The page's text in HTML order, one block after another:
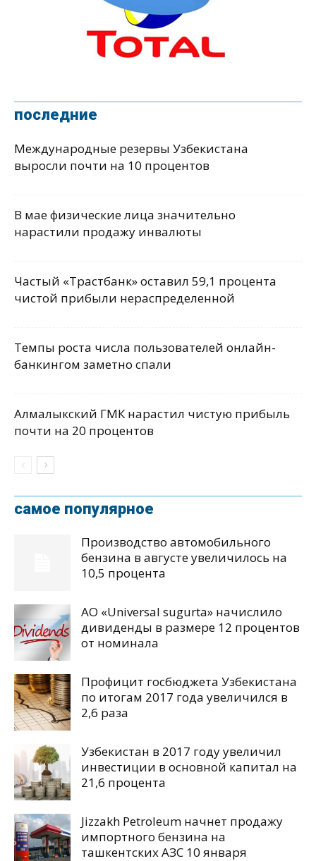
последние
Международные резервы Узбекистана
выросли почти на 10 процентов
В мае физические лица значительно
нарастили продажу инвалюты
Частый «Трастбанк» оставил 59,1 процента
чистой прибыли нераспределенной
Темпы роста числа пользователей онлайн-
банкингом заметно спали
Алмалыкский ГМК нарастил чистую прибыль
почти на 20 процентов
самое популярное
Производство автомобильного
бензина в августе увеличилось на
10,5 процента
АО «Universal sugurta» начислило
дивиденды в размере 12 процентов
от номинала
Профицит госбюджета Узбекистана
по итогам 2017 года увеличился в
2,6 раза
Узбекистан в 2017 году увеличил
инвестиции в основной капитал на
21,6 процента
Jizzakh Petroleum начнет продажу
импортного бензина на
ташкентских АЗС 10 января